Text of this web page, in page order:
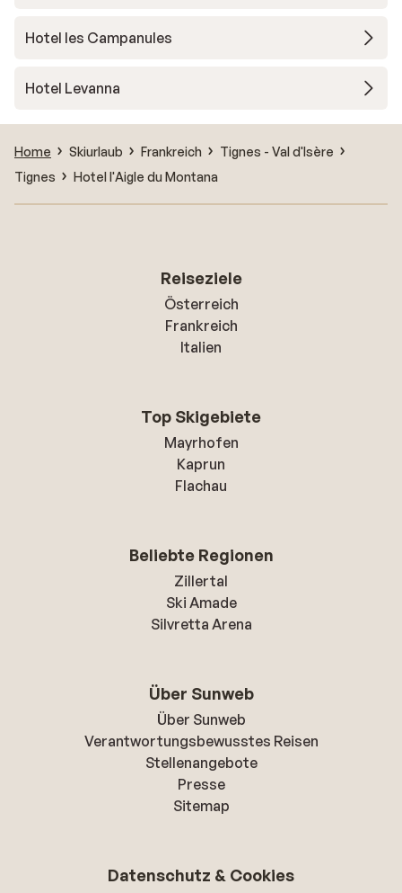
Hotel les Campanules
Hotel Levanna
Home Skiurlaub Frankreich
Tignes - Val d'Isère
Tignes
Hotel l'Aigle du Montana
Reiseziele
Österreich
Frankreich
Italien
Top Skigebiete
Mayrhofen
Kaprun
Flachau
Beliebte Regionen
Zillertal
Ski Amade
Silvretta Arena
Über Sunweb
Über Sunweb
Verantwortungsbewusstes Reisen
Stellenangebote
Presse
Sitemap
Datenschutz & Cookies